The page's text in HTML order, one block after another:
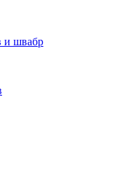
и швабр